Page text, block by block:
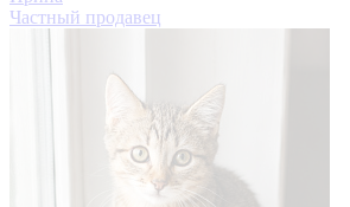
Частный продавец